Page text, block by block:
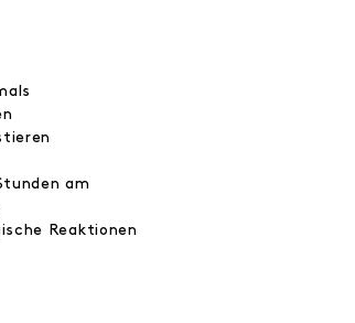
am
Reaktionen